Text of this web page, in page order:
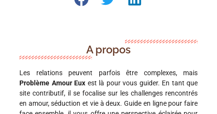
A propos
Les relations peuvent parfois être complexes, mais
Problème Amour Eux est là pour vous guider. En tant que
site contributif, il se focalise sur les challenges rencontrés
en amour, séduction et vie à deux. Guide en ligne pour faire